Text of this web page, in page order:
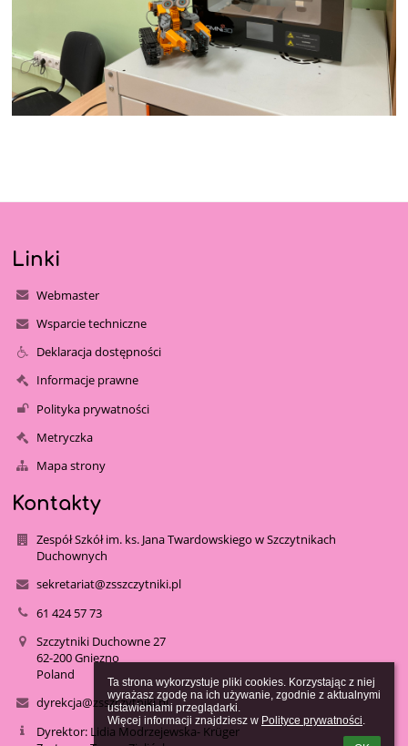
Ta strona wykorzystuje pliki cookies. Korzystając z niej
wyrażasz zgodę na ich używanie, zgodnie z aktualnymi
ustawieniami przeglądarki.
Więcej informacji znajdziesz w Polityce prywatności.
Linki
Webmaster
Wsparcie techniczne
Deklaracja dostępności
Informacje prawne
Polityka prywatności
Metryczka
Mapa strony
Kontakty
Zespół Szkół im. ks. Jana Twardowskiego w Szczytnikach
Duchownych
sekretariat@zsszczytniki.pl
61 424 57 73
Szczytniki Duchowne 27
62-200 Gniezno
Poland
dyrekcja@zsszczytniki.pl
Dyrektor: Lidia Modrzejewska- Krüger